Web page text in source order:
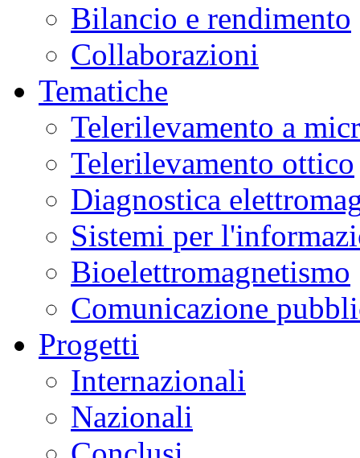
Bilancio e rendimento
Collaborazioni
Tematiche
Telerilevamento a
Telerilevamento ottico
Diagnostica
Sistemi per
Bioelettromagnetismo
Comunicazione
Progetti
Internazionali
Nazionali